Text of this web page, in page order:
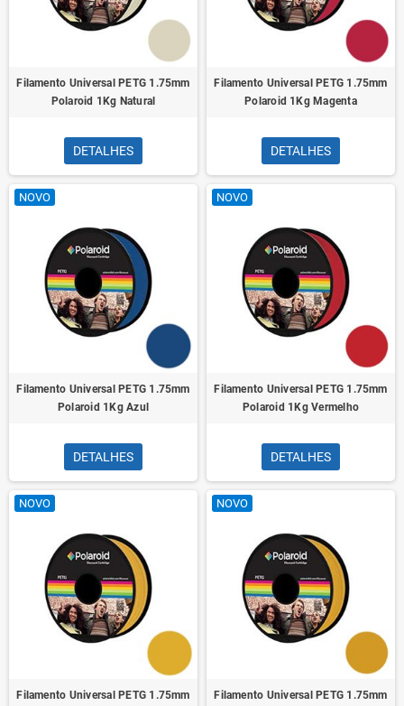
Filamento Universal PETG 1.75mm
Polaroid 1Kg Natural
DETALHES
Filamento Universal PETG 1.75mm
Polaroid 1Kg Magenta
DETALHES
NOVO
Filamento Universal PETG 1.75mm
Polaroid 1Kg Azul
DETALHES
NOVO
Filamento Universal PETG 1.75mm
Polaroid 1Kg Vermelho
DETALHES
NOVO
Filamento Universal PETG 1.75mm
NOVO
Filamento Universal PETG 1.75mm